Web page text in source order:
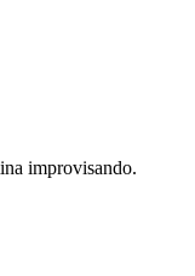
improvisando.